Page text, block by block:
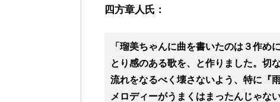
四方章人氏：
「瑠美ちゃんに曲を書いたのは３作め
とり感のある歌を、と作りました。切
流れをなるべく壊さないよう、特に『
メロディーがうまくはまったんじゃな